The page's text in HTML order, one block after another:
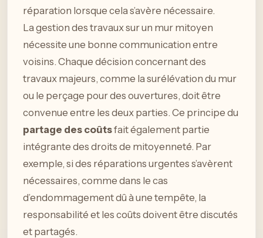
réparation lorsque cela s’avère nécessaire.
La gestion des travaux sur un mur mitoyen
nécessite une bonne communication entre
voisins. Chaque décision concernant des
travaux majeurs, comme la surélévation du mur
ou le perçage pour des ouvertures, doit être
convenue entre les deux parties. Ce principe du
partage des coûtsfait également partie
intégrante des droits de mitoyenneté. Par
exemple, si des réparations urgentes s’avèrent
nécessaires, comme dans le cas
d’endommagement dû à une tempête, la
responsabilité et les coûts doivent être discutés
et partagés.